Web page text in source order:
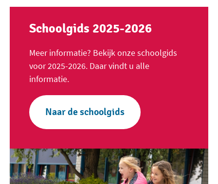
Schoolgids 2025-2026
Meer informatie? Bekijk onze schoolgids
voor 2025-2026. Daar vindt u alle
informatie.
Naar de schoolgids